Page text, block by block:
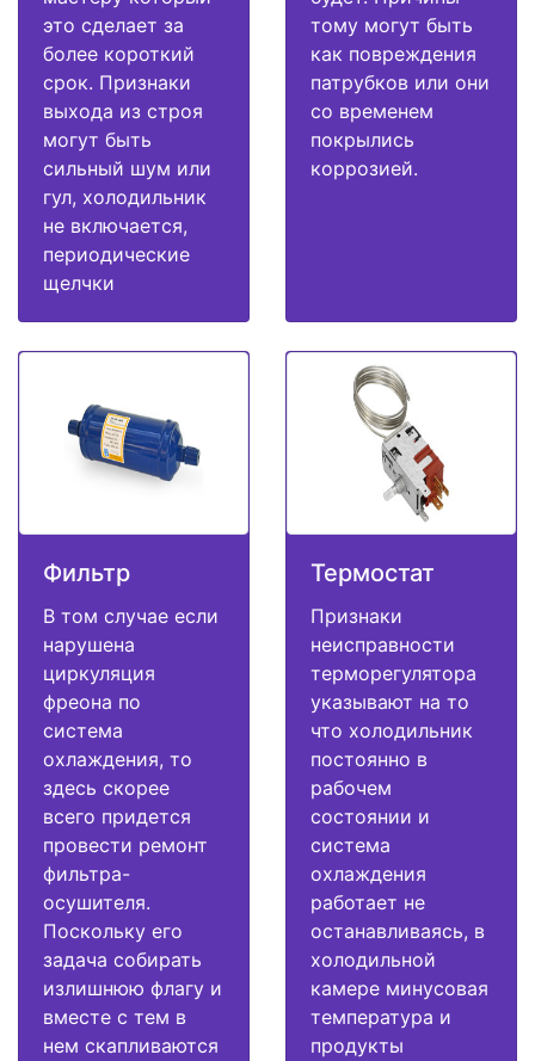
это сделает за
более короткий
срок. Признаки
выхода из строя
могут быть
сильный шум или
гул, холодильник
не включается,
периодические
щелчки
тому могут быть
как повреждения
патрубков или они
со временем
покрылись
коррозией.
Фильтр
В том случае если
нарушена
циркуляция
фреона по
система
охлаждения, то
здесь скорее
всего придется
провести ремонт
фильтра-
осушителя.
Поскольку его
задача собирать
излишнюю флагу и
вместе с тем в
нем скапливаются
Термостат
Признаки
неисправности
терморегулятора
указывают на то
что холодильник
постоянно в
рабочем
состоянии и
система
охлаждения
работает не
останавливаясь, в
холодильной
камере минусовая
температура и
продукты